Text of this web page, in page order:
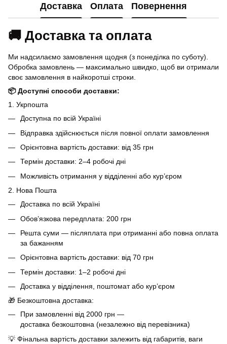
Доставка Оплата Повернення
🚚 Доставка та оплата
Ми надсилаємо замовлення щодня (з понеділка по суботу).
Обробка замовлень — максимально швидко, щоб ви отримали
своє замовлення в найкоротші строки.
📦 Доступні способи доставки:
1. Укрпошта
Доступна по всій Україні
Відправка здійснюється після повної оплати замовлення
Орієнтовна вартість доставки: від 35 грн
Термін доставки: 2–4 робочі дні
Можливість отримання у відділенні або кур’єром
2. Нова Пошта
Доставка по всій Україні
Обов’язкова передплата: 200 грн
Решта суми — післяплата при отриманні або повна оплата
за бажанням
Орієнтовна вартість доставки: від 70 грн
Термін доставки: 1–2 робочі дні
Доставка у відділення, поштомат або кур’єром
🎁 Безкоштовна доставка:
При замовленні від 2000 грн —
доставка безкоштовна (незалежно від перевізника)
💡 Фінальна вартість доставки залежить від габаритів, ваги